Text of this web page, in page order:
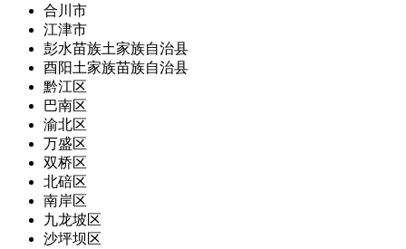
合川市
江津市
彭水苗族土家族自治县
酉阳土家族苗族自治县
黔江区
巴南区
渝北区
万盛区
双桥区
北碚区
南岸区
九龙坡区
沙坪坝区